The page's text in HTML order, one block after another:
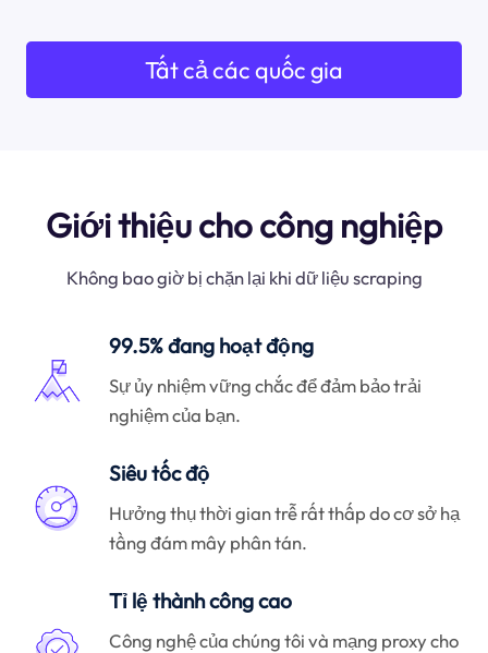
Tất cả các quốc gia
Giới thiệu cho công nghiệp
Không bao giờ bị chặn lại khi dữ liệu scraping
99.5% đang hoạt động
Sự ủy nhiệm vững chắc để đảm bảo trải
nghiệm của bạn.
Siêu tốc độ
Hưởng thụ thời gian trễ rất thấp do cơ sở hạ
tầng đám mây phân tán.
Tỉ lệ thành công cao
Công nghệ của chúng tôi và mạng proxy cho